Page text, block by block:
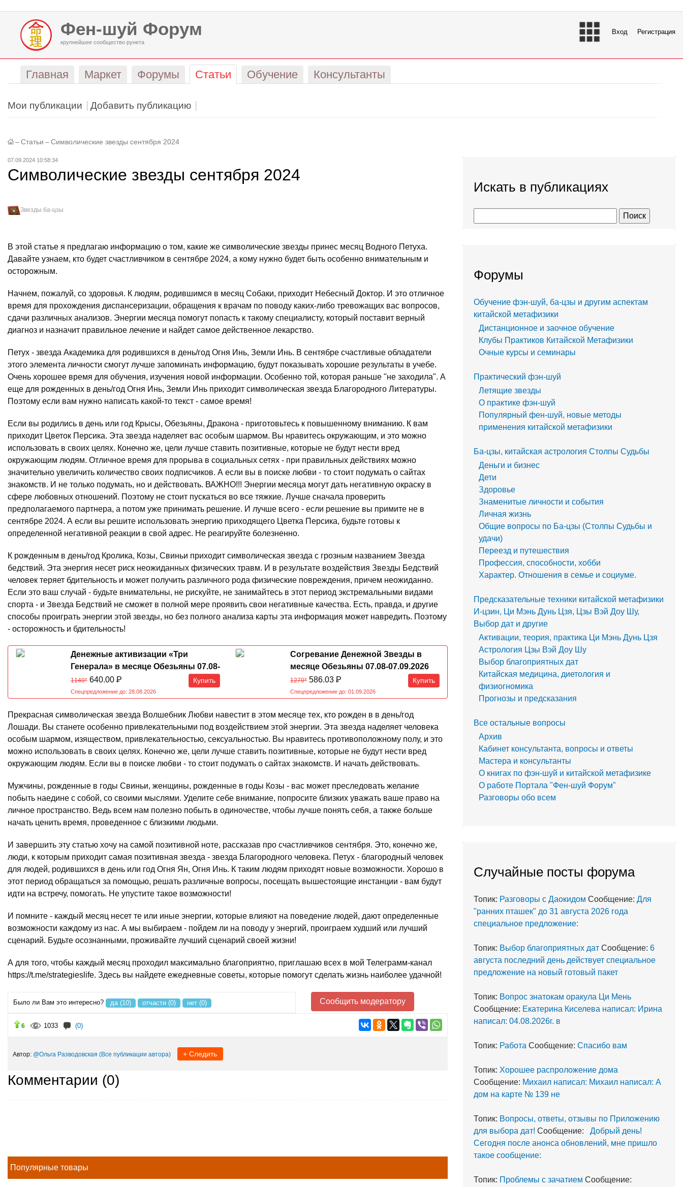
Фен-шуй Форум
крупнейшее сообщество рунета
Вход Регистрация
Главная Маркет Форумы Статьи Обучение Консультанты
Мои публикации Добавить публикацию
– Статьи – Символические звезды сентября 2024
07.09.2024 10:58:34
Символические звезды сентября 2024
Звезды ба-цзы
В этой статье я предлагаю информацию о том, какие же символические звезды принес месяц Водного Петуха.
Давайте узнаем, кто будет счастливчиком в сентябре 2024, а кому нужно будет быть особенно внимательным и
осторожным.
Начнем, пожалуй, со здоровья. К людям, родившимся в месяц Собаки, приходит Небесный Доктор. И это отличное
время для прохождения диспансеризации, обращения к врачам по поводу каких-либо тревожащих вас вопросов,
сдачи различных анализов. Энергии месяца помогут попасть к такому специалисту, который поставит верный
диагноз и назначит правильное лечение и найдет самое действенное лекарство.
Петух - звезда Академика для родившихся в день/год Огня Инь, Земли Инь. В сентябре счастливые обладатели
этого элемента личности смогут лучше запоминать информацию, будут показывать хорошие результаты в учебе.
Очень хорошее время для обучения, изучения новой информации. Особенно той, которая раньше "не заходила". А
еще для рожденных в день/год Огня Инь, Земли Инь приходит символическая звезда Благородного Литературы.
Поэтому если вам нужно написать какой-то текст - самое время!
Если вы родились в день или год Крысы, Обезьяны, Дракона - приготовьтесь к повышенному вниманию. К вам
приходит Цветок Персика. Эта звезда наделяет вас особым шармом. Вы нравитесь окружающим, и это можно
использовать в своих целях. Конечно же, цели лучше ставить позитивные, которые не будут нести вред
окружающим людям. Отличное время для прорыва в социальных сетях - при правильных действиях можно
значительно увеличить количество своих подписчиков. А если вы в поиске любви - то стоит подумать о сайтах
знакомств. И не только подумать, но и действовать. ВАЖНО!!! Энергии месяца могут дать негативную окраску в
сфере любовных отношений. Поэтому не стоит пускаться во все тяжкие. Лучше сначала проверить
предполагаемого партнера, а потом уже принимать решение. И лучше всего - если решение вы примите не в
сентябре 2024. А если вы решите использовать энергию приходящего Цветка Персика, будьте готовы к
определенной негативной реакции в свой адрес. Не реагируйте болезненно.
К рожденным в день/год Кролика, Козы, Свиньи приходит символическая звезда с грозным названием Звезда
бедствий. Эта энергия несет риск неожиданных физических травм. И в результате воздействия Звезды Бедствий
человек теряет бдительность и может получить различного рода физические повреждения, причем неожиданно.
Если это ваш случай - будьте внимательны, не рискуйте, не занимайтесь в этот период экстремальными видами
спорта - и Звезда Бедствий не сможет в полной мере проявить свои негативные качества. Есть, правда, и другие
способы проиграть энергии этой звезды, но без полного анализа карты эта информация может навредить. Поэтому
- осторожность и бдительность!
Денежные активизации «Три
Генерала» в месяце Обезьяны 07.08-
07.09.2026
1140* 640.00 Р Купить
Спецпредложение до: 28.08.2026
Согревание Денежной Звезды в
месяце Обезьяны 07.08-07.09.2026
1270* 586.03 Р Купить
Спецпредложение до: 01.09.2026
Прекрасная символическая звезда Волшебник Любви навестит в этом месяце тех, кто рожден в в день/год
Лошади. Вы станете особенно привлекательными под воздействием этой энергии. Эта звезда наделяет человека
особым шармом, изяществом, привлекательностью, сексуальностью. Вы нравитесь противоположному полу, и это
можно использовать в своих целях. Конечно же, цели лучше ставить позитивные, которые не будут нести вред
окружающим людям. Если вы в поиске любви - то стоит подумать о сайтах знакомств. И начать действовать.
Мужчины, рожденные в годы Свиньи, женщины, рожденные в годы Козы - вас может преследовать желание
побыть наедине с собой, со своими мыслями. Уделите себе внимание, попросите близких уважать ваше право на
личное пространство. Ведь всем нам полезно побыть в одиночестве, чтобы лучше понять себя, а также больше
начать ценить время, проведенное с близкими людьми.
И завершить эту статью хочу на самой позитивной ноте, рассказав про счастливчиков сентября. Это, конечно же,
люди, к которым приходит самая позитивная звезда - звезда Благородного человека. Петух - благородный человек
для людей, родившихся в день или год Огня Ян, Огня Инь. К таким людям приходят новые возможности. Хорошо в
этот период обращаться за помощью, решать различные вопросы, посещать вышестоящие инстанции - вам будут
идти на встречу, помогать. Не упустите такое возможности!
И помните - каждый месяц несет те или иные энергии, которые влияют на поведение людей, дают определенные
возможности каждому из нас. А мы выбираем - пойдем ли на поводу у энергий, проиграем худший или лучший
сценарий. Будьте осознанными, проживайте лучший сценарий своей жизни!
А для того, чтобы каждый месяц проходил максимально благоприятно, приглашаю всех в мой Телеграмм-канал
https://t.me/strategieslife. Здесь вы найдете ежедневные советы, которые помогут сделать жизнь наиболее удачной!
Было ли Вам это интересно? да (10) отчасти (0) нет (0) Сообщить модератору
6 1033 (0)
Автор: @Ольга Разводовская (Все публикации автора) + Следить
Комментарии (0)
Популярные товары
Искать в публикациях
Форумы
Обучение фэн-шуй, ба-цзы и другим аспектам
китайской метафизики
Дистанционное и заочное обучение
Клубы Практиков Китайской Метафизики
Очные курсы и семинары
Практический фэн-шуй
Летящие звезды
О практике фэн-шуй
Популярный фен-шуй, новые методы
применения китайской метафизики
Ба-цзы, китайская астрология Столпы Судьбы
Деньги и бизнес
Дети
Здоровье
Знаменитые личности и события
Личная жизнь
Общие вопросы по Ба-цзы (Столпы Судьбы и
удачи)
Переезд и путешествия
Профессия, способности, хобби
Характер. Отношения в семье и социуме.
Предсказательные техники китайской метафизики
И-цзин, Ци Мэнь Дунь Цзя, Цзы Вэй Доу Шу,
Выбор дат и другие
Активации, теория, практика Ци Мэнь Дунь Цзя
Астрология Цзы Вэй Доу Шу
Выбор благоприятных дат
Китайская медицина, диетология и
физиогномика
Прогнозы и предсказания
Все остальные вопросы
Архив
Кабинет консультанта, вопросы и ответы
Мастера и консультанты
О книгах по фэн-шуй и китайской метафизике
О работе Портала "Фен-шуй Форум"
Разговоры обо всем
Случайные посты форума
Топик: Разговоры с Даокидом Сообщение: Для
"ранних пташек" до 31 августа 2026 года
специальное предложение:
Топик: Выбор благоприятных дат Сообщение: 6
августа последний день действует специальное
предложение на новый готовый пакет
Топик: Вопрос знатокам оракула Ци Мень
Сообщение: Екатерина Киселева написал: Ирина
написал: 04.08.2026г. в
Топик: Работа Сообщение: Спасибо вам
Топик: Хорошее распроложение дома
Сообщение: Михаил написал: Михаил написал: А
дом на карте № 139 не
Топик: Вопросы, ответы, отзывы по Приложению
для выбора дат! Сообщение:
Добрый день!
Сегодня после анонса обновлений, мне пришло
такое сообщение:
Топик: Проблемы с зачатием Сообщение: